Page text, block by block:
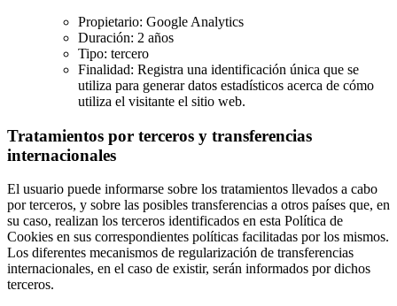
Propietario: Google Analytics
Duración: 2 años
Tipo: tercero
Finalidad: Registra una identificación única que se
utiliza para generar datos estadísticos acerca de cómo
utiliza el visitante el sitio web.
Tratamientos por terceros y transferencias
internacionales
El usuario puede informarse sobre los tratamientos llevados a cabo
por terceros, y sobre las posibles transferencias a otros países que, en
su caso, realizan los terceros identificados en esta Política de
Cookies en sus correspondientes políticas facilitadas por los mismos.
Los diferentes mecanismos de regularización de transferencias
internacionales, en el caso de existir, serán informados por dichos
terceros.